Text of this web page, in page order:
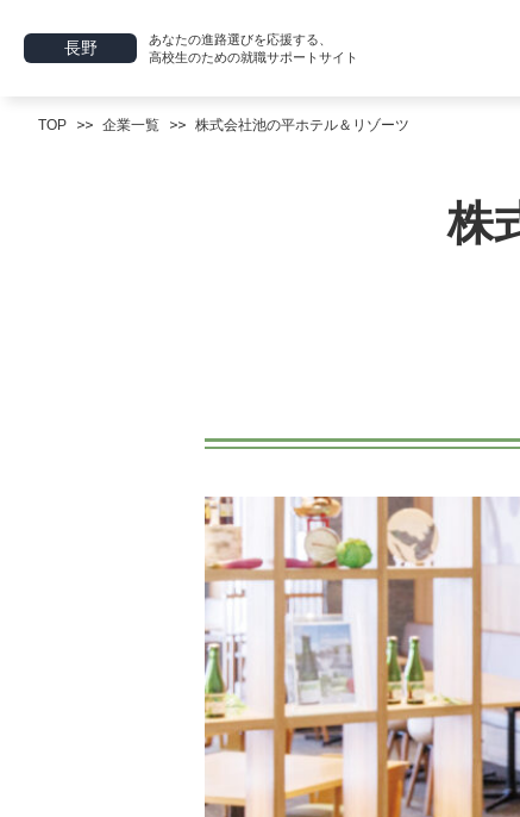
長野
あなたの進路選びを応援する、
高校生のための就職サポートサイト
TOP 企業一覧 株式会社池の平ホテル＆リゾーツ
株